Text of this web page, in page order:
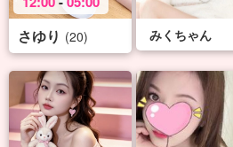
さゆり (20) みくちゃん